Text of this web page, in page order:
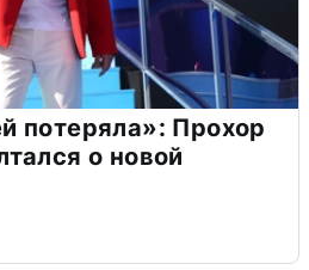
потеряла»: Прохор
о новой